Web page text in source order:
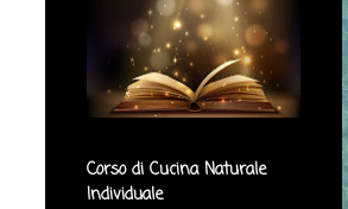
Corso di Cucina Naturale
Individuale